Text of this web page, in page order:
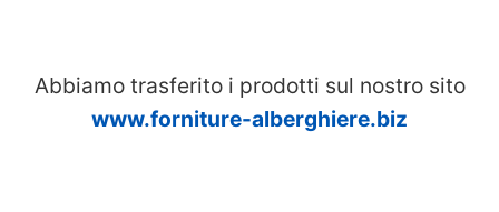
Abbiamo trasferito i prodotti sul nostro sito
www.forniture-alberghiere.biz